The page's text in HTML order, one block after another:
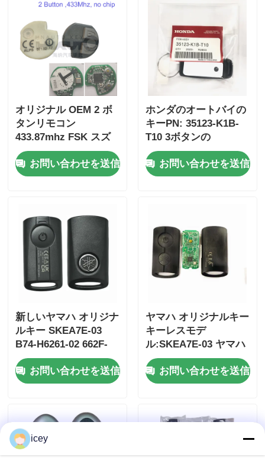
製品
オリジナル OEM 2 ボ
タンリモコン
433.87mhz FSK スズ
キジムニー 2005-2017
チップなし 37182-A7
のみ制御卸売 MOQ 50
お問い合わせを送信
ホンダのオートバイの
キーPN: 35123-K1B-
T10 3ボタンの
FSK433.92MHz ID47チ
ップリモコンカーキー
お問い合わせを送信
新しいヤマハ オリジナ
ルキー SKEA7E-03
B74-H6261-02 662F-
SKEA7D03
お問い合わせを送信
ヤマハ オリジナルキー
キーレスモデ
ル:SKEA7E-03 ヤマハ
スマートリモートキー
B74-H6261-02/662F-
SKEA7D03
お問い合わせを送信
icey